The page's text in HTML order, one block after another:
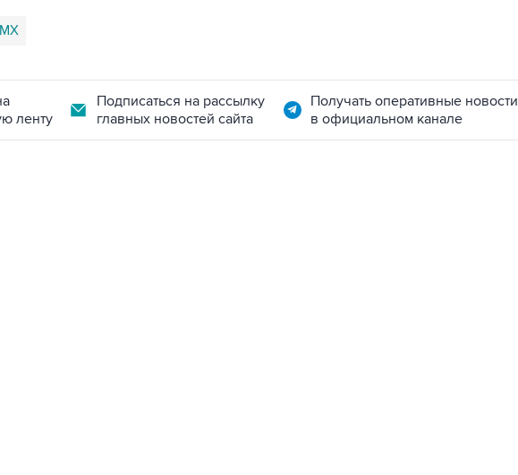
ленту
Подписаться на рассылку
главных новостей сайта
Получать оперативные новости
в официальном канале